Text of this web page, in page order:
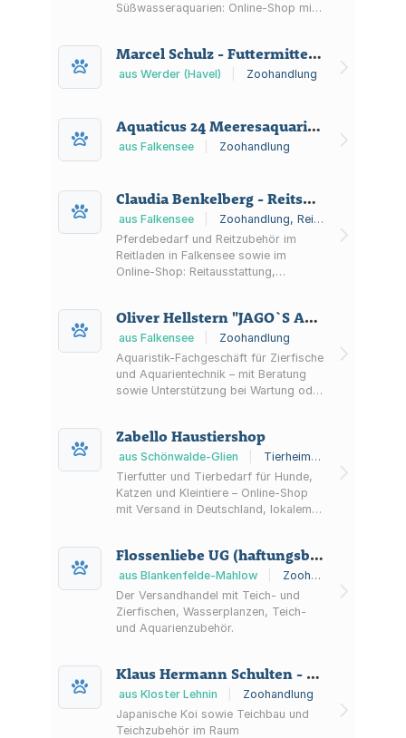
Süßwasseraquarien: Online-Shop mit
Wassertests.
Marcel Schulz - Futtermittel Schulz -
aus Werder (Havel) Zoohandlung
Aquaticus 24 Meeresaquaristik GmbH + Co. KG
aus Falkensee Zoohandlung
Claudia Benkelberg - Reitsport Falkensee -
aus Falkensee
Zoohandlung, Reitsportgeschäft
Pferdebedarf und Reitzubehör im
Reitladen in Falkensee sowie im
Online-Shop: Reitausstattung,
Oliver Hellstern "JAGO`S Aquarium"
aus Falkensee
Zoohandlung
Aquaristik-Fachgeschäft für Zierfische
und Aquarientechnik – mit Beratung
sowie Unterstützung bei Wartung oder
Zabello Haustiershop
aus Schönwalde-Glien
Tierheim, Zoohandlung
Tierfutter und Tierbedarf für Hunde,
Katzen und Kleintiere – Online-Shop
mit Versand in Deutschland, lokalem
Tierheimen.
Flossenliebe UG (haftungsbeschränkt)
aus Blankenfelde-Mahlow
Zoohandlung
Der Versandhandel mit Teich- und
Zierfischen, Wasserplanzen, Teich-
und Aquarienzubehör.
Klaus Hermann Schulten - Zierfische & Teichbau -
aus Kloster Lehnin
Zoohandlung
Japanische Koi sowie Teichbau und
Teichzubehör im Raum